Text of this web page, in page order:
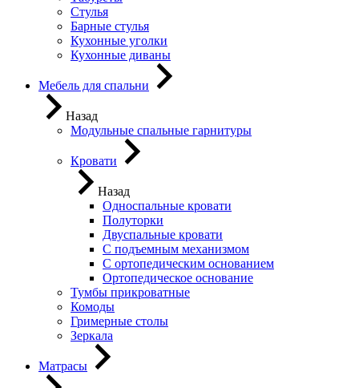
Стулья
Барные стулья
Кухонные уголки
Кухонные диваны
Мебель для спальни
Назад
Модульные спальные гарнитуры
Кровати
Назад
Односпальные кровати
Полуторки
Двуспальные кровати
С подъемным механизмом
С ортопедическим основанием
Ортопедическое основание
Тумбы прикроватные
Комоды
Гримерные столы
Зеркала
Матрасы